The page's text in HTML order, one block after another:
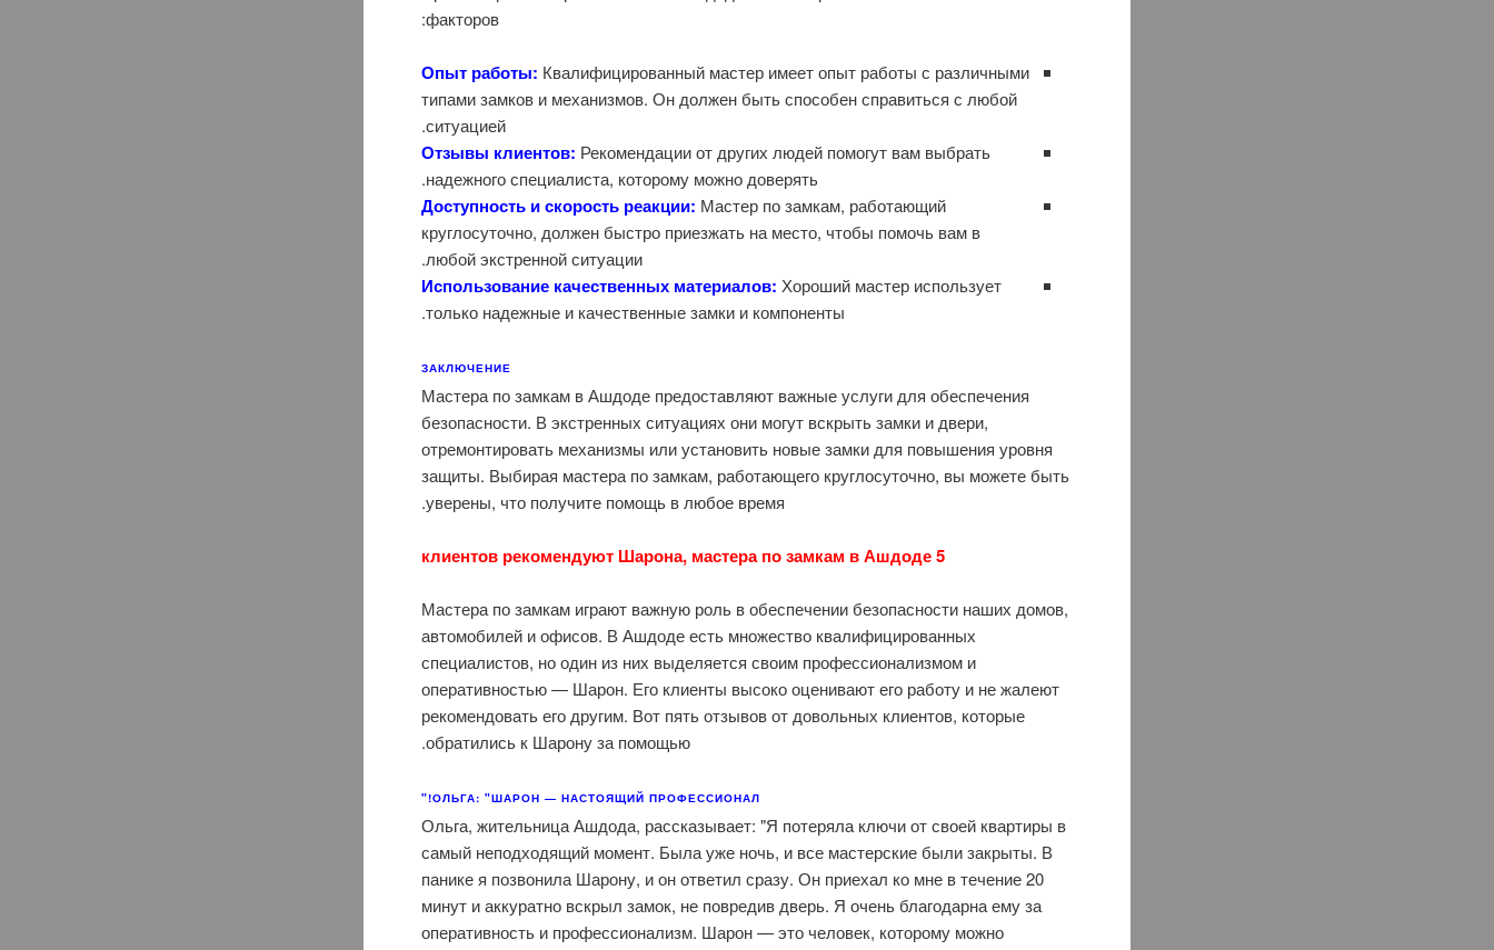
факторов:
Опыт работы: Квалифицированный мастер имеет опыт работы с различными
типами замков и механизмов. Он должен быть способен справиться с любой
ситуацией.
Отзывы клиентов: Рекомендации от других людей помогут вам выбрать
надежного специалиста, которому можно доверять.
Доступность и скорость реакции: Мастер по замкам, работающий
круглосуточно, должен быстро приезжать на место, чтобы помочь вам в
любой экстренной ситуации.
Использование качественных материалов: Хороший мастер использует
только надежные и качественные замки и компоненты.
ЗАКЛЮЧЕНИЕ
Мастера по замкам в Ашдоде предоставляют важные услуги для обеспечения
безопасности. В экстренных ситуациях они могут вскрыть замки и двери,
отремонтировать механизмы или установить новые замки для повышения уровня
защиты. Выбирая мастера по замкам, работающего круглосуточно, вы можете быть
уверены, что получите помощь в любое время.
5 клиентов рекомендуют Шарона, мастера по замкам в Ашдоде
Мастера по замкам играют важную роль в обеспечении безопасности наших домов,
автомобилей и офисов. В Ашдоде есть множество квалифицированных
специалистов, но один из них выделяется своим профессионализмом и
оперативностью — Шарон. Его клиенты высоко оценивают его работу и не жалеют
рекомендовать его другим. Вот пять отзывов от довольных клиентов, которые
обратились к Шарону за помощью.
ОЛЬГА: "ШАРОН — НАСТОЯЩИЙ ПРОФЕССИОНАЛ!"
Ольга, жительница Ашдода, рассказывает: "Я потеряла ключи от своей квартиры в
самый неподходящий момент. Была уже ночь, и все мастерские были закрыты. В
панике я позвонила Шарону, и он ответил сразу. Он приехал ко мне в течение 20
минут и аккуратно вскрыл замок, не повредив дверь. Я очень благодарна ему за
оперативность и профессионализм. Шарон — это человек, которому можно